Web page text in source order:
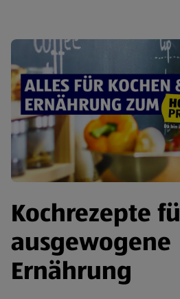
Kochrezepte
ausgewogene
Ernährung